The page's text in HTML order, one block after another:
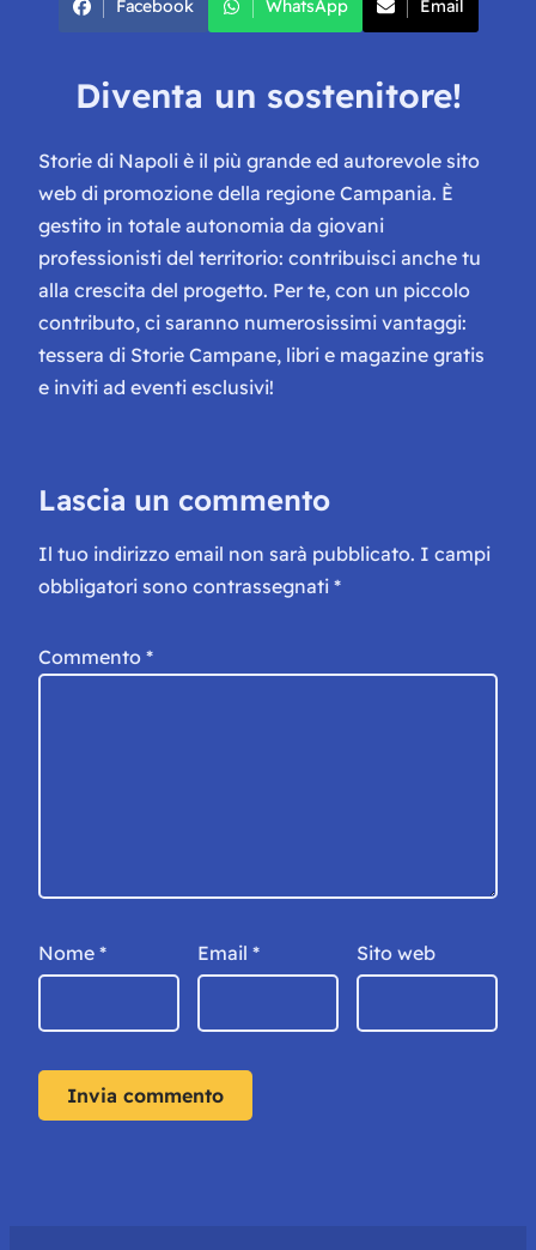
Facebook WhatsApp Email
Diventa un sostenitore!
Storie di Napoli è il più grande ed autorevole sito
web di promozione della regione Campania. È
gestito in totale autonomia da giovani
professionisti del territorio: contribuisci anche tu
alla crescita del progetto. Per te, con un piccolo
contributo, ci saranno numerosissimi vantaggi:
tessera di Storie Campane, libri e magazine gratis
e inviti ad eventi esclusivi!
Lascia un commento
Il tuo indirizzo email non sarà pubblicato. I campi
obbligatori sono contrassegnati *
Commento *
Nome * Email * Sito web